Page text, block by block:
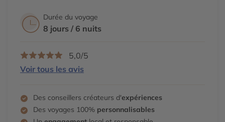
vous donnant une vue sur les monuments illuminés.
Dîner dans un restaurant local. Nuit à l’hôtel.
Durée du voyage
8 jours / 6 nuits
5,0/5
Voir tous les avis
Des conseillers créateurs d'expériences
Des voyages 100% personnalisables